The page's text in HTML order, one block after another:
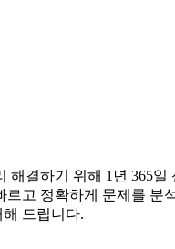
해결하기 위해 1년 365일
르고 정확하게 문제를 분
드립니다.